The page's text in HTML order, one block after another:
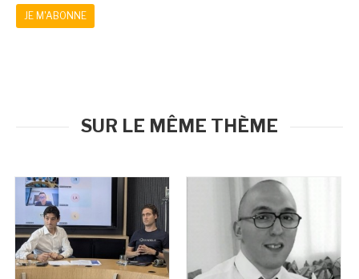
JE M'ABONNE
SUR LE MÊME THÈME